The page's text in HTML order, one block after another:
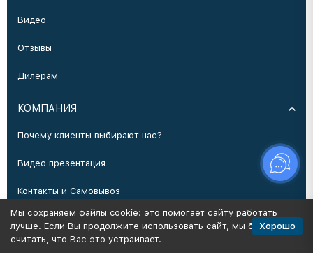
Видео
Отзывы
Дилерам
КОМПАНИЯ
Почему клиенты выбирают нас?
Видео презентация
Контакты и Самовывоз
Производство
Мы сохраняем файлы cookie: это помогает сайту работать
лучше. Если Вы продолжите использовать сайт, мы будем
считать, что Вас это устраивает.
Хорошо